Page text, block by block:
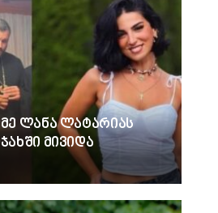
ლანა ლატარიას
მივიდა